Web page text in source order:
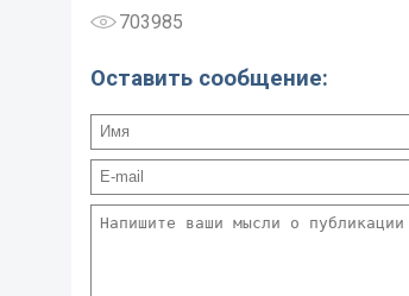
703985
Оставить сообщение: